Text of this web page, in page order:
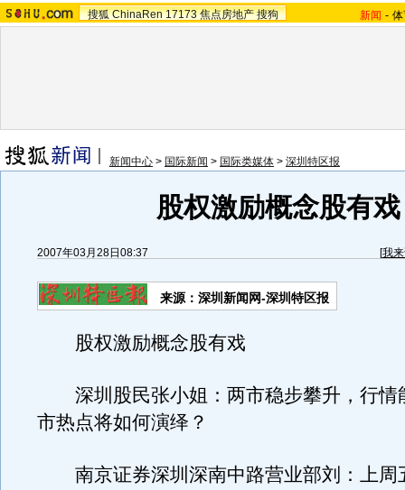
搜狐 ChinaRen 17173 焦点房地产 搜狗 新闻 -
新闻中心 > 国际新闻 > 国际类媒体 > 深圳特区报
股权激励概念股有戏
2007年03月28日08:37 [我
来源：深圳新闻网-深圳特区报
股权激励概念股有戏
深圳股民张小姐：两市稳步攀升，行情
市热点将如何演绎？
南京证券深圳深南中路营业部刘：上周